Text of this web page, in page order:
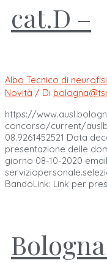
cat.D –
Albo Tecnico di
Novità / Di
https://
concorso/current/
08.9261452521 Data
presentazione delle
giorno 08-10-2020
BandoLink: Link per